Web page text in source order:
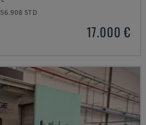
56.908 STD
17.000 €